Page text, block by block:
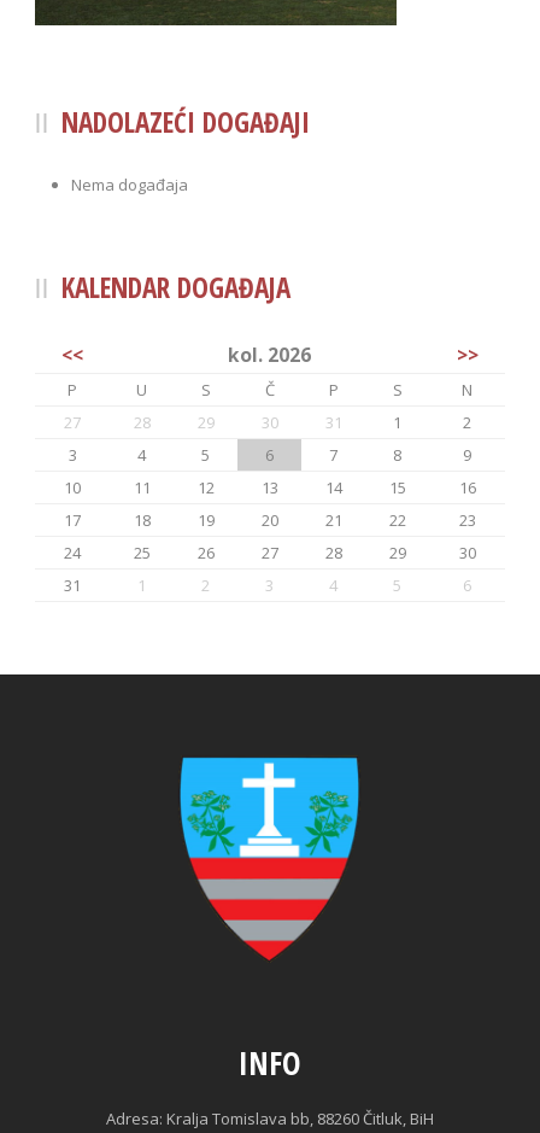
NADOLAZEĆI DOGAĐAJI
Nema događaja
KALENDAR DOGAĐAJA
<< kol. 2026 >>
P U S Č P S
N
27
28 29 30 31 1
2
3
4 5 6 7 8
9
10
11 12 13 14 15
16
17
18 19 20 21 22
23
24
25 26 27 28 29
30
31
1 2 3 4 5 6
INFO
Adresa: Kralja Tomislava bb, 88260 Čitluk, BiH